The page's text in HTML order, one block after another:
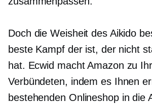
Doch die Weisheit des Aikido
beste Kampf der ist, der nicht
hat. Ecwid macht Amazon zu
Verbündeten, indem es Ihnen
bestehenden Onlineshop in die